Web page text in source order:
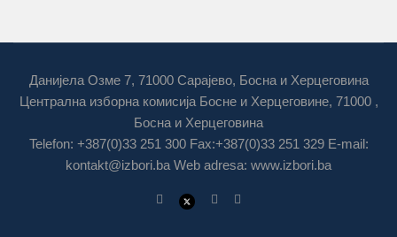
Данијела Озме 7, 71000 Сарајево, Босна и Херцеговина
Централна изборна комисија Босне и Херцеговине, 71000 ,
Босна и Херцеговина
Telefon: +387(0)33 251 300 Fax:+387(0)33 251 329 E-mail:
kontakt@izbori.ba Web adresa: www.izbori.ba